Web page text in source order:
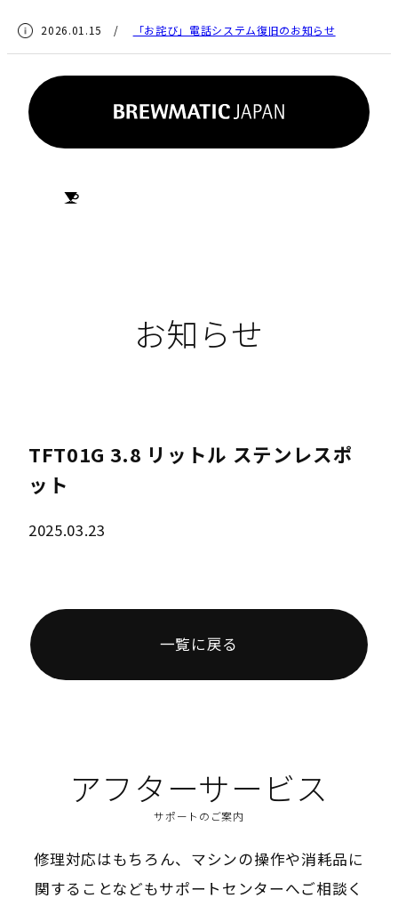
2026.01.15 / 「お詫び」電話システム復旧のお知らせ
お知らせ
TFT01G 3.8 リットル ステンレスポ
ット
2025.03.23
一覧に戻る
アフターサービス
サポートのご案内
修理対応はもちろん、マシンの操作や消耗品に
関することなどもサポートセンターへご相談く